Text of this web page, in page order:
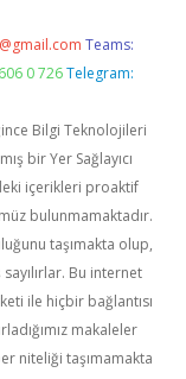
Teams:
0 726 Telegram:
Bilgi Teknolojileri
bir Yer Sağlayıcı
içerikleri proaktif
bulunmamaktadır.
taşımakta olup,
Bu internet
ile hiçbir bağlantısı
makaleler
niteliği taşımamakta